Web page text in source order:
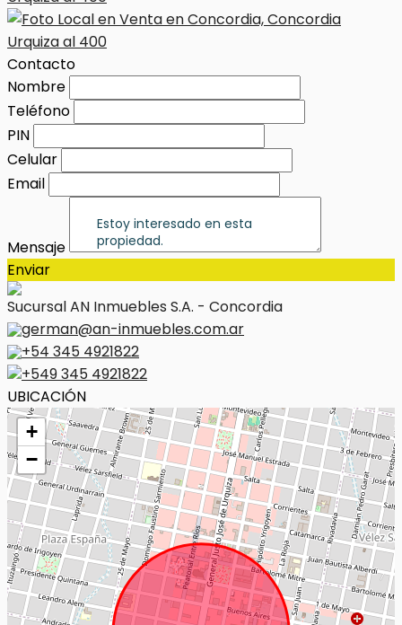
Contacto
Nombre
Teléfono
PIN
Celular
Email
Mensaje
Enviar
Sucursal AN Inmuebles S.A. - Concordia
german@an-inmuebles.com.ar
+54 345 4921822
+549 345 4921822
UBICACIÓN
+
−